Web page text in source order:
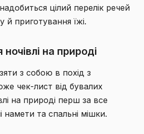
цілий перелік речей
й приготування їжі.
на природі
з собою в похід з
чек-лист від бувалих
на природі перш за все
намети та спальні мішки.